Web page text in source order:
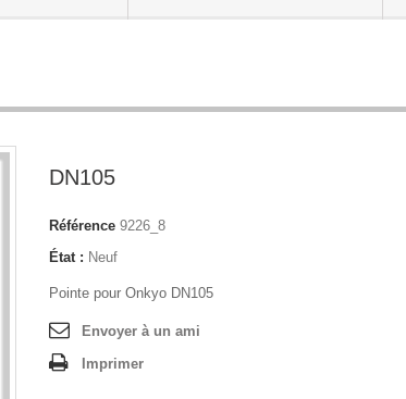
DN105
Référence 9226_8
État : Neuf
Pointe pour Onkyo DN105
Envoyer à un ami
Imprimer